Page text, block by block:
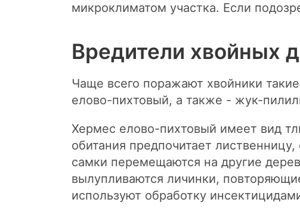
микроклиматом участка. Если
Вредители хвойных
Чаще всего поражают хвойники
елово-пихтовый, а также - жук-
Хермес елово-пихтовый имеет вид
обитания предпочитает
самки перемещаются на другие
вылупливаются личинки,
используют обработку